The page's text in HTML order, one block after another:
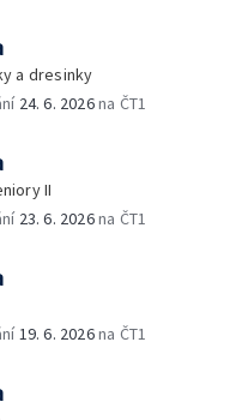
a dresinky
24. 6. 2026na ČT1
II
23. 6. 2026na ČT1
19. 6. 2026na ČT1